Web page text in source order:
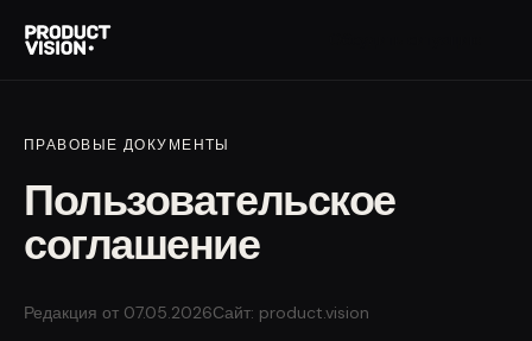
ПРАВОВЫЕ ДОКУМЕНТЫ
Пользовательское
соглашение
Редакция от 07.05.2026Сайт: product.vision